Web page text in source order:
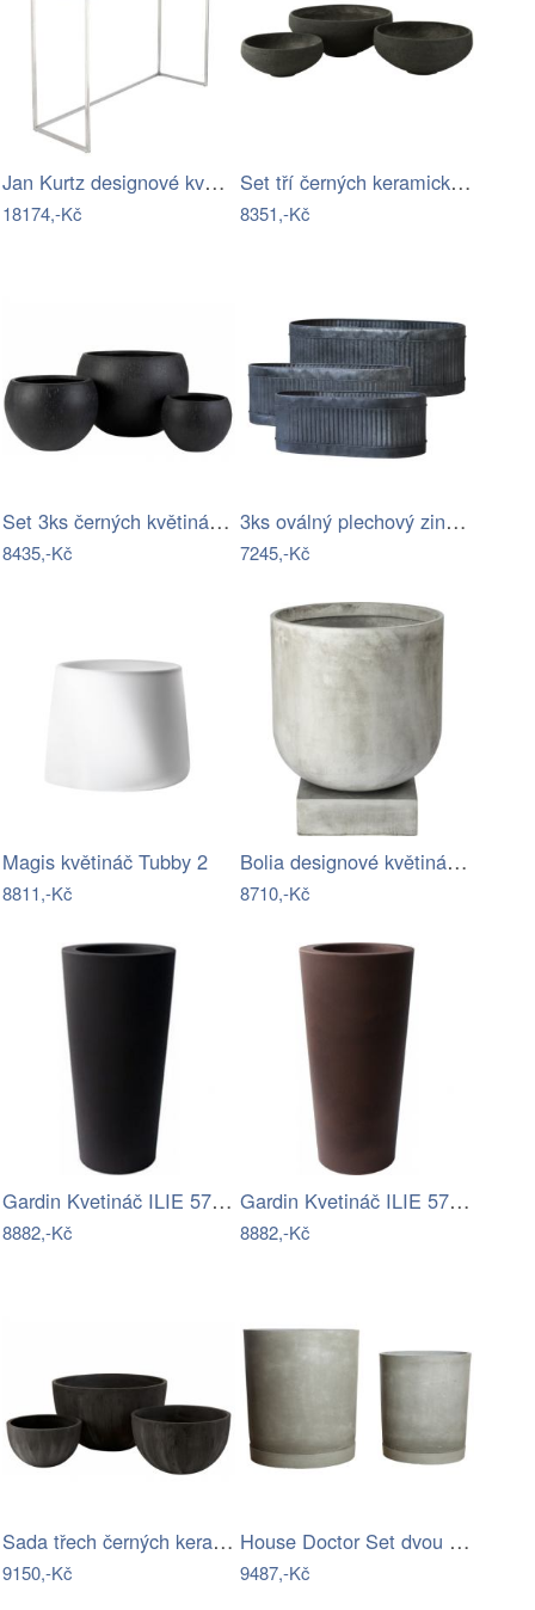
Jan Kurtz designové květináče Mini…
18174,-Kč
Set tří černých keramických květináčů J…
8351,-Kč
Set 3ks černých květináčů Clay - Ø 55…
8435,-Kč
3ks oválný plechový zinkový antik obal…
7245,-Kč
Magis květináč Tubby 2
8811,-Kč
Bolia designové květináče Podium Plant…
8710,-Kč
Gardin Kvetináč ILIE 57x126cm - Pearl…
8882,-Kč
Gardin Kvetináč ILIE 57x126cm - Rust E5…
8882,-Kč
Sada třech černých keramických…
9150,-Kč
House Doctor Set dvou betonových…
9487,-Kč